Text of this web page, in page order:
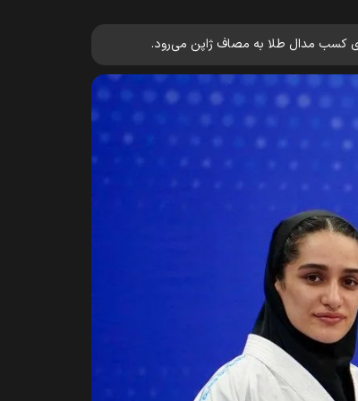
کسب مدال طلا به مصاف ژاپن می‌رود.